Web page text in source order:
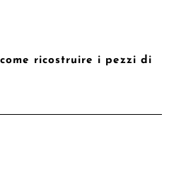
ricostruire i pezzi di